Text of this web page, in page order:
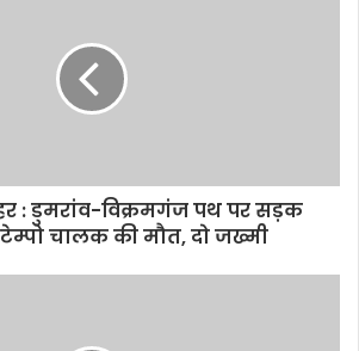
e
: डुमरांव-विक्रमगंज पथ पर सड़क
चालक की मौत, दो जख्मी